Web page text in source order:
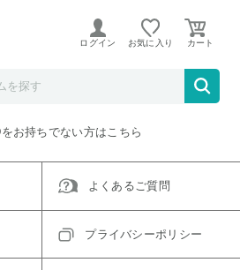
ります。
ログイン お気に入り
い終了、またはただいま取り扱い
お持ちでない方はこちら
よくあるご質問
プライバシーポリシー